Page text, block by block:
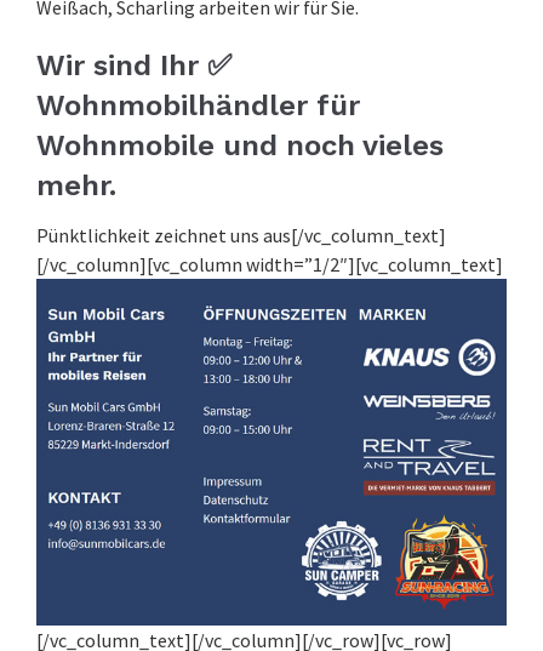
Weißach, Scharling arbeiten wir für Sie.
Wir sind Ihr ✅
Wohnmobilhändler für
Wohnmobile und noch vieles
mehr.
Pünktlichkeit zeichnet uns aus[/vc_column_text]
[/vc_column][vc_column width=”1/2″][vc_column_text]
[/vc_column_text][/vc_column][/vc_row][vc_row]